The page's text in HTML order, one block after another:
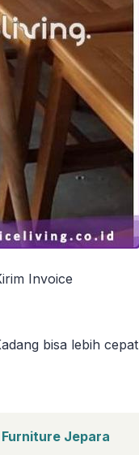
Invoice
bisa lebih cepat
Jepara